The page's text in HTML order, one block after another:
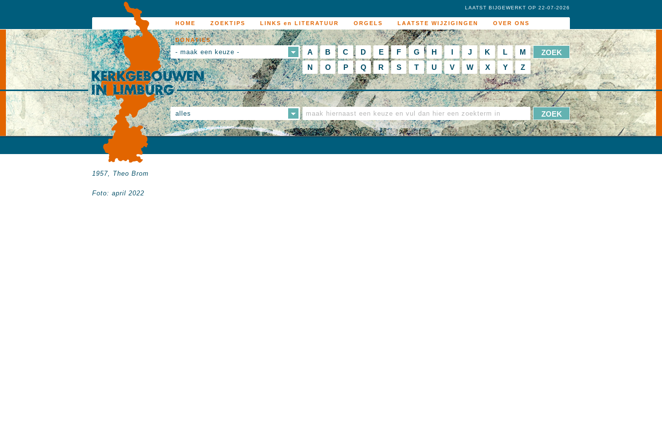
HOME ZOEKTIPS LINKS en LITERATUUR ORGELS LAATSTE WIJZIGINGEN OVER ONS
DONATIES
LAATST BIJGEWERKT OP 22-07-2026
- maak een keuze - A B C D E F G H I J K L
M
N
O P Q R S T U V W X Y Z
alles
1957, Theo Brom
Foto: april 2022